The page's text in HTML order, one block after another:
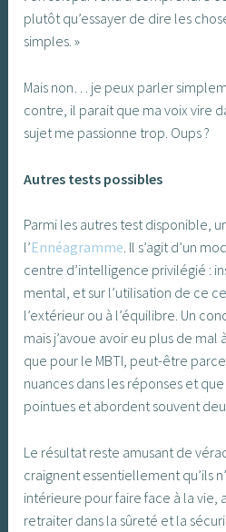
plutôt qu’essayer de dire les
simples. »
Mais non… je peux parler
contre, il parait que ma voix vire
sujet me passionne trop. Oups ?
Autres tests possibles
Parmi les autres test disponible,
l’Ennéagramme. Il s’agit d’un
centre d’intelligence privilégié :
mental, et sur l’utilisation de ce
l’extérieur ou à l’équilibre. Un
mais j’avoue avoir eu plus de
que pour le MBTI, peut-être
nuances dans les réponses et
pointues et abordent souvent
Le résultat reste amusant de
craignent essentiellement qu’ils
intérieure pour faire face à la vie,
retraiter dans la sûreté et la